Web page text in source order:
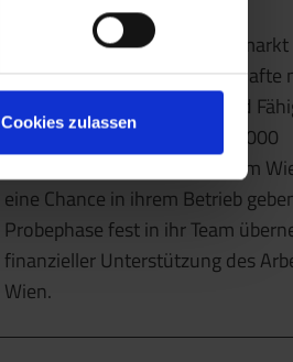
Cookies zulassen
Wir unterstützen am
Menschen dabei, eine dauerhafte
finden, die ihren Talenten und
Dazu kooperieren wir mit 10.000
Partnerunternehmen im Raum
eine Chance in ihrem Betrieb
Probephase fest in ihr Team
finanzieller Unterstützung des
Wien.